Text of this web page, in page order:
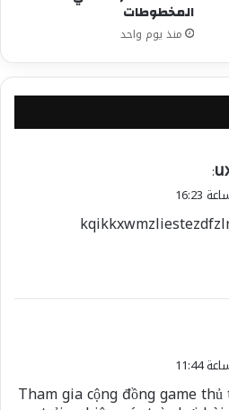
المخطوطات
منذ يوم واحد
:
Tham gia cộng đồng game thủ